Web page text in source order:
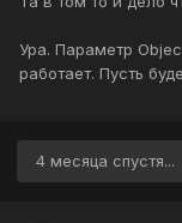
Ура. Параметр
работает. Пусть
4 месяца спустя...